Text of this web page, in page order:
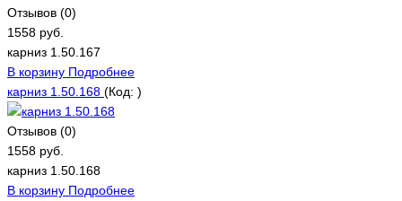
Отзывов (0)
1558 руб.
карниз 1.50.167
В корзину Подробнее
карниз 1.50.168 (Код: )
Отзывов (0)
1558 руб.
карниз 1.50.168
В корзину Подробнее